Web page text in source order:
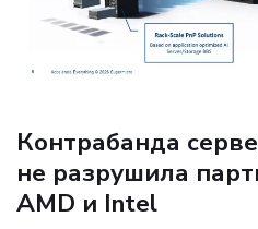
Контрабанда
не разрушила
AMD и Intel